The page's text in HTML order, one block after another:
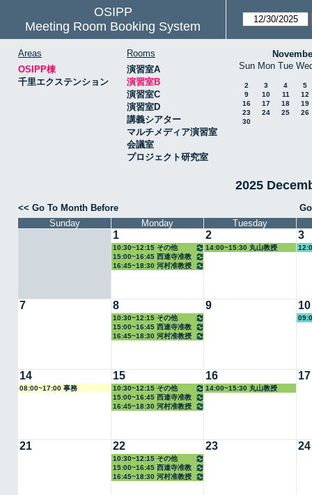
OSIPP
Meeting Room Booking System
Areas
OSIPP棟
千里エクステンション
Rooms
演習室A
演習室B
演習室C
演習室D
講義シアター
マルチメディア演習室
会議室
プロジェクト研究室
Sun Mon Tue
2 3 4
5
9
10 11
12
16
17 18
19
23
24 25
26
30
2025
<< Go To Month Before
Sunday
Monday Tuesday
1
10:30~12:15 その他
15:00~16:45 西連寺准教
授
16:45~18:30 河村准教授
2
14:00~15:30 丸山教授
3
7 8
10:30~12:15 その他
15:00~16:45 西連寺准教
授
16:45~18:30 河村准教授
9 10
14
08:00~17:00 事務
15
10:30~12:15 その他
15:00~16:45 西連寺准教
授
16:45~18:30 河村准教授
16
14:00~15:30 丸山教授
17
21 22
10:30~12:15 その他
15:00~16:45 西連寺准教
授
16:45~18:30 河村准教授
23 24